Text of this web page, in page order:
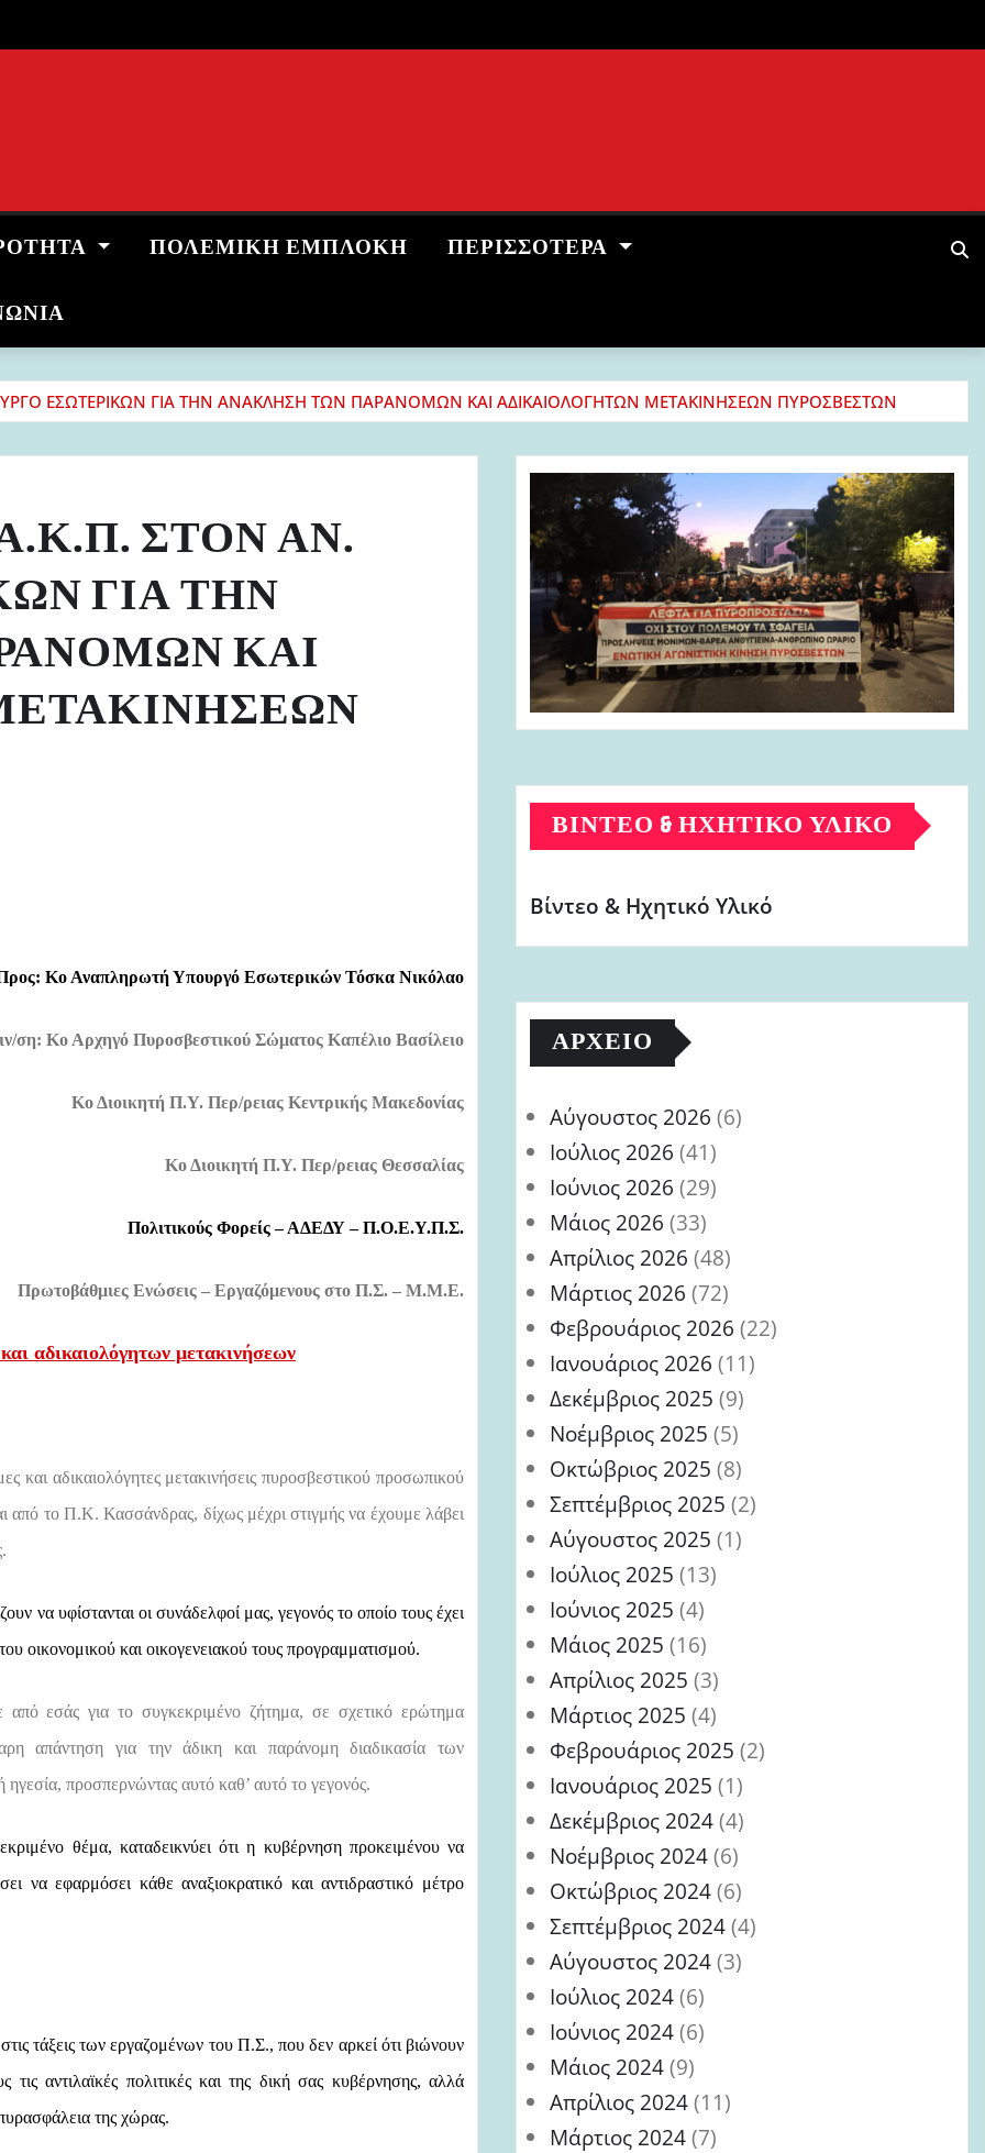
ΠΟΛΕΜΙΚΉ ΕΜΠΛΟΚΉ ΠΕΡΙΣΣΌΤΕΡΑ
ΕΣΩΤΕΡΙΚΩΝ ΓΙΑ ΤΗΝ ΑΝΑΚΛΗΣΗ ΤΩΝ ΠΑΡΑΝΟΜΩΝ ΚΑΙ ΑΔΙΚΑΙΟΛΟΓΗΤΩΝ ΜΕΤΑΚΙΝΗΣΕΩΝ ΠΥΡΟΣΒΕΣΤΩΝ
ΣΤΟΝ ΑΝ.
ΓΙΑ ΤΗΝ
ΚΑΙ
Κο Αναπληρωτή Υπουργό Εσωτερικών Τόσκα Νικόλαο
ση: Κο Αρχηγό Πυροσβεστικού Σώματος Καπέλιο Βασίλειο
Κο Διοικητή Π.Υ. Περ/ρειας Κεντρικής Μακεδονίας
Κο Διοικητή Π.Υ. Περ/ρειας Θεσσαλίας
Πολιτικούς Φορείς – ΑΔΕΔΥ–Π.Ο.Ε.Υ.Π.Σ.
Πρωτοβάθμιες Ενώσεις – Εργαζόμενους στο Π.Σ. – Μ.Μ.Ε.
αδικαιολόγητων μετακινήσεων
και αδικαιολόγητες μετακινήσεις πυροσβεστικού προσωπικού
το Π.Κ. Κασσάνδρας, δίχως μέχρι στιγμής να έχουμε λάβει
να υφίστανται οι συνάδελφοί μας, γεγονός το οποίο τους έχει
οικονομικού και οικογενειακού τους προγραμματισμού.
εσάς για το συγκεκριμένο ζήτημα, σε σχετικό ερώτημα
απάντηση για την άδικη και παράνομη διαδικασία των
προσπερνώντας αυτό καθ’ αυτό το γεγονός.
θέμα, καταδεικνύει ότι η κυβέρνηση προκειμένου να
να εφαρμόσει κάθεαναξιοκρατικό καιαντιδραστικό μέτρο
τάξεις των εργαζομένων του Π.Σ., που δεν αρκεί ότι βιώνουν
τις αντιλαϊκές πολιτικές και της δική σας κυβέρνησης, αλλά
της χώρας.
ΒΊΝΤΕΟ & ΗΧΗΤΙΚΌ ΥΛΙΚΌ
Βίντεο & Ηχητικό Υλικό
ΑΡΧΕΊΟ
Αύγουστος 2026 (6)
Ιούλιος 2026 (41)
Ιούνιος 2026 (29)
Μάιος 2026 (33)
Απρίλιος 2026 (48)
Μάρτιος 2026 (72)
Φεβρουάριος 2026 (22)
Ιανουάριος 2026 (11)
Δεκέμβριος 2025 (9)
Νοέμβριος 2025 (5)
Οκτώβριος 2025 (8)
Σεπτέμβριος 2025 (2)
Αύγουστος 2025 (1)
Ιούλιος 2025 (13)
Ιούνιος 2025 (4)
Μάιος 2025 (16)
Απρίλιος 2025 (3)
Μάρτιος 2025 (4)
Φεβρουάριος 2025 (2)
Ιανουάριος 2025 (1)
Δεκέμβριος 2024(4)
Νοέμβριος 2024(6)
Οκτώβριος 2024(6)
Σεπτέμβριος 2024(4)
Αύγουστος 2024(3)
Ιούλιος 2024(6)
Ιούνιος 2024(6)
Μάιος 2024(9)
Απρίλιος 2024(11)
Μάρτιος 2024(7)